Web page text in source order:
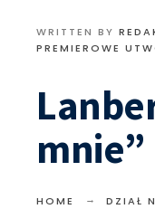
WRITTEN BY
PREMIEROWE
mnie”
HOME DZIAŁ